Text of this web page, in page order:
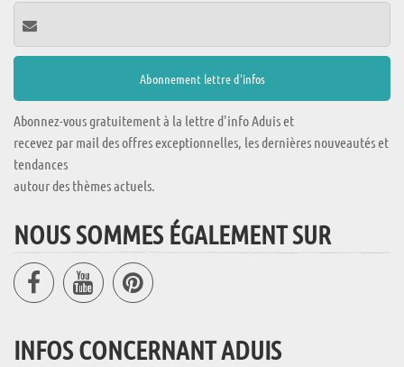
Abonnez-vous gratuitement à la lettre d'info Aduis et
recevez par mail des offres exceptionnelles, les dernières nouveautés et
tendances
autour des thèmes actuels.
NOUS SOMMES ÉGALEMENT SUR
INFOS CONCERNANT ADUIS